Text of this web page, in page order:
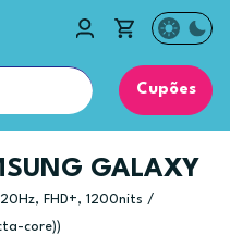
Cupões
GALAXY
FHD+, 1200nits /
core))